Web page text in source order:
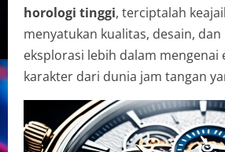
horologi tinggi, terciptalah
menyatukan kualitas, desain,
eksplorasi lebih dalam mengenai
karakter dari dunia jam tangan